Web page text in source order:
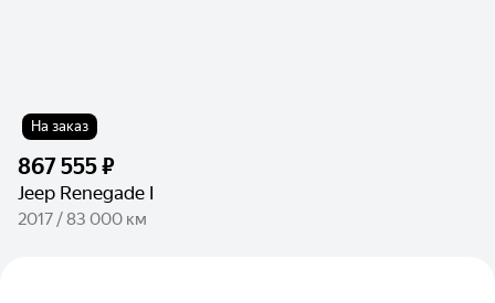
На заказ
867 555 ₽
Jeep Renegade I
2017 / 83 000 км